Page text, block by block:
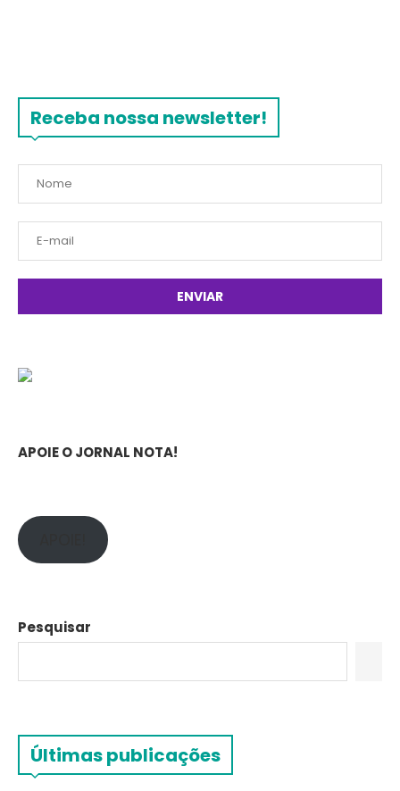
Receba nossa newsletter!
APOIE O JORNAL NOTA!
Pesquisar
Últimas publicações